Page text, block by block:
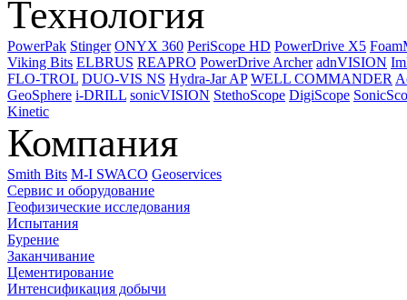
Технология
PowerPak Stinger ONYX 360 PeriScope HD PowerDrive X5
Viking Bits ELBRUS REAPRO PowerDrive Archer adnVISION
FLO-TROL DUO-VIS NS Hydra-Jar AP WELL COMMANDER
GeoSphere i-DRILL sonicVISION StethoScope DigiScope
Kinetic
Компания
Smith Bits M-I SWACO Geoservices
Сервис и оборудование
Геофизические исследования
Испытания
Бурение
Заканчивание
Цементирование
Интенсификация добычи